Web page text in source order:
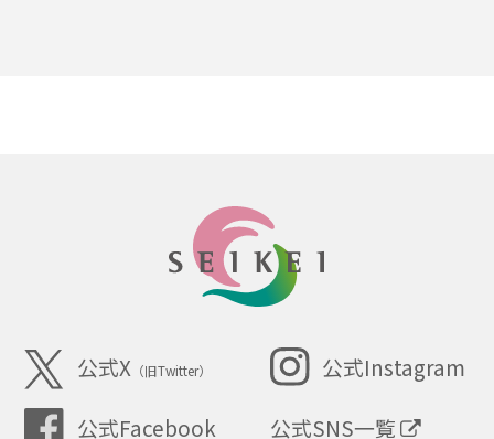
公式X （旧Twitter） 公式Instagram
公式Facebook 公式SNS一覧